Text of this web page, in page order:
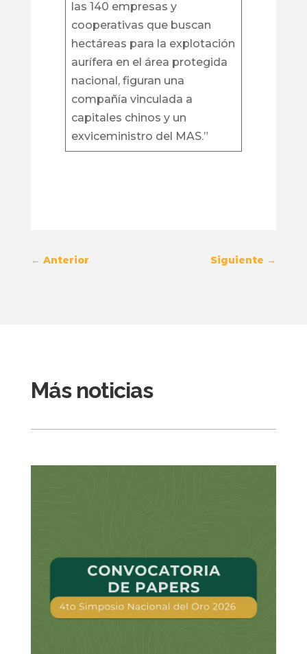
las 140 empresas y
cooperativas que buscan
hectáreas para la explotación
aurífera en el área protegida
nacional, figuran una
compañía vinculada a
capitales chinos y un
exviceministro del MAS.”
← Anterior Siguiente →
Más noticias